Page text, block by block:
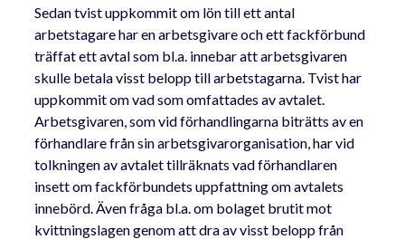
Sedan tvist uppkommit om lön till ett antal
arbetstagare har en arbetsgivare och ett fackförbund
träffat ett avtal som bl.a. innebar att arbetsgivaren
skulle betala visst belopp till arbetstagarna. Tvist har
uppkommit om vad som omfattades av avtalet.
Arbetsgivaren, som vid förhandlingarna biträtts av en
förhandlare från sin arbetsgivarorganisation, har vid
tolkningen av avtalet tillräknats vad förhandlaren
insett om fackförbundets uppfattning om avtalets
innebörd. Även fråga bl.a. om bolaget brutit mot
kvittningslagen genom att dra av visst belopp från